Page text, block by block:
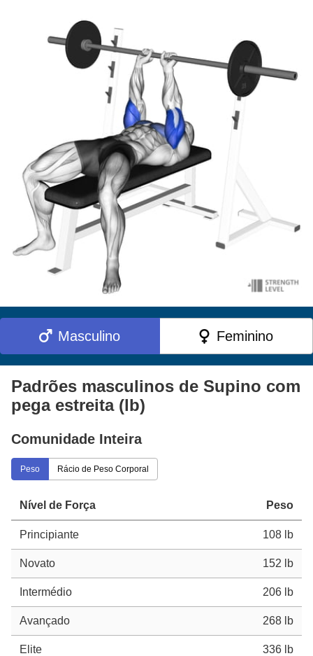
Masculino Feminino
Padrões masculinos de Supino com
pega estreita (lb)
Comunidade Inteira
Peso Rácio de Peso Corporal
Nível de Força Peso
Principiante 108 lb
Novato 152 lb
Intermédio 206 lb
Avançado 268 lb
Elite 336 lb